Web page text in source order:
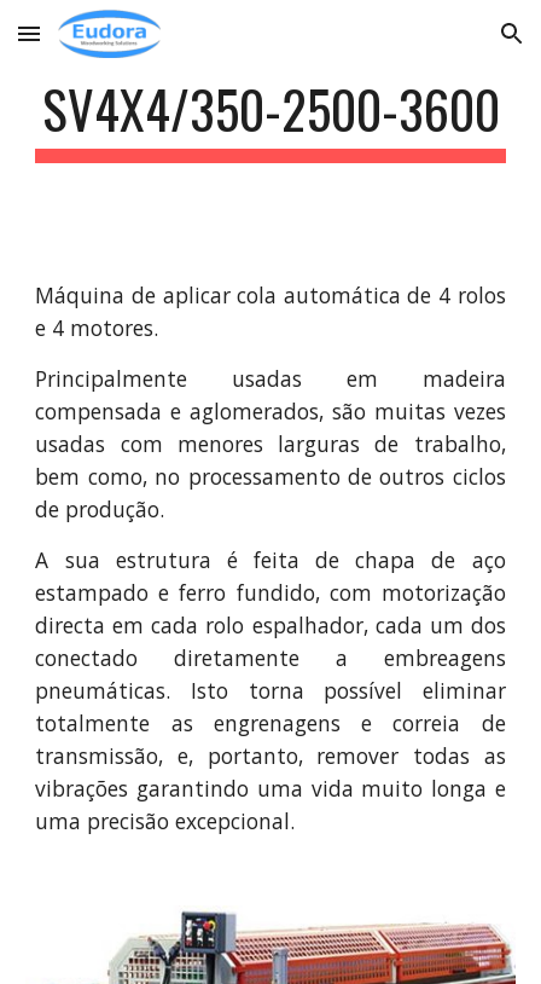
Skip to main content Skip to navigation
SV4X4/350-2500-3600
Máquina de aplicar cola automática de 4 rolos
e 4 motores.
Principalmente usadas em madeira
compensada e aglomerados, são muitas vezes
usadas com menores larguras de trabalho,
bem como, no processamento de outros ciclos
de produção.
A sua estrutura é feita de chapa de aço
estampado e ferro fundido, com motorização
directa em cada rolo espalhador, cada um dos
conectado diretamente a embreagens
pneumáticas. Isto torna possível eliminar
totalmente as engrenagens e correia de
transmissão, e, portanto, remover todas as
vibrações garantindo uma vida muito longa e
uma precisão excepcional.